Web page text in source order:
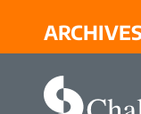
ARCHIVES